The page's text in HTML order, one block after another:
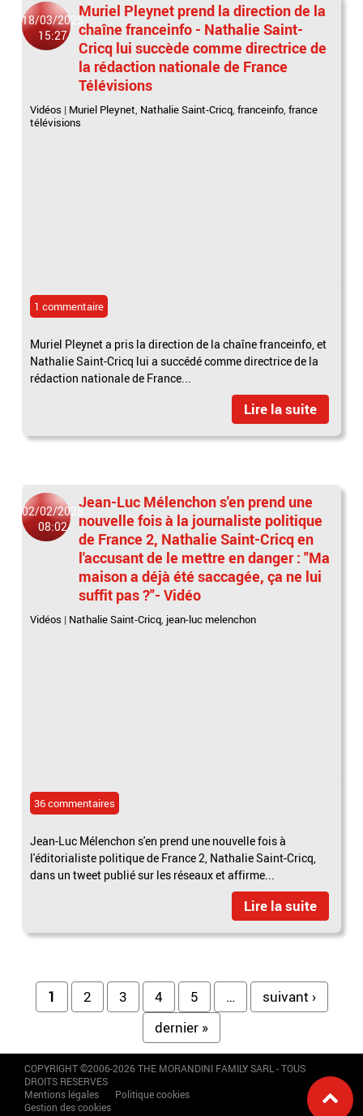
18/03/2025
15:27
Muriel Pleynet prend la direction de la
chaîne franceinfo - Nathalie Saint-
Cricq lui succède comme directrice de
la rédaction nationale de France
Télévisions
Vidéos | Muriel Pleynet, Nathalie Saint-Cricq,franceinfo,france
télévisions
1 commentaire
Muriel Pleynet a pris la direction de la chaîne franceinfo, et
Nathalie Saint-Cricq lui a succédé comme directrice de la
rédaction nationale de France...
Lire la suite
02/02/2025
08:02
Jean-Luc Mélenchon s'en prend une
nouvelle fois à la journaliste politique
de France 2, Nathalie Saint-Cricq en
l'accusant de le mettre en danger : "Ma
maison a déjà été saccagée, ça ne lui
suffit pas ?"- Vidéo
Vidéos | Nathalie Saint-Cricq, jean-luc melenchon
36 commentaires
Jean-Luc Mélenchon s'en prend une nouvelle fois à
l'éditorialiste politique de France 2, Nathalie Saint-Cricq,
dans un tweet publié sur les réseaux et affirme...
Lire la suite
Pages
1 2 3 4 5 …
suivant ›
dernier »
COPYRIGHT ©2006-2026 THE MORANDINI FAMILY SARL - TOUS
DROITS RESERVES
Mentions légales
Politique cookies
Gestion des cookies